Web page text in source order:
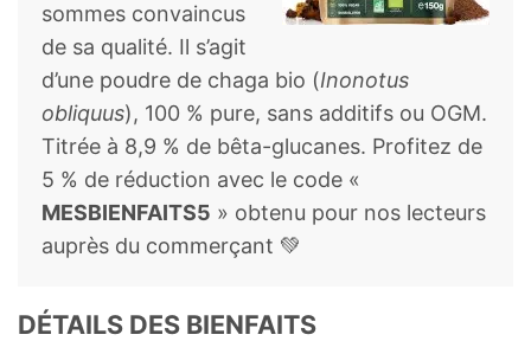
sommes convaincus
de sa qualité. Il s’agit
d’une poudre de chaga bio (Inonotus
obliquus), 100 % pure, sans additifs ou OGM.
Titrée à 8,9 % de bêta-glucanes. Profitez de
5 % de réduction avec le code «
MESBIENFAITS5 » obtenu pour nos lecteurs
auprès du commerçant 💚
DÉTAILS DES BIENFAITS